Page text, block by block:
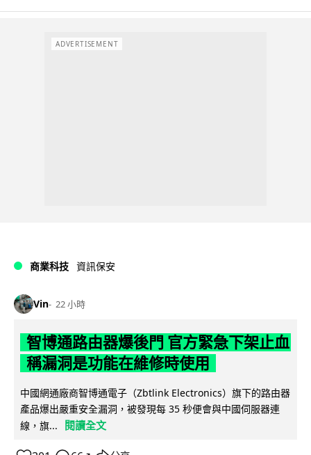
ADVERTISEMENT
商業科技 資訊保安
Vin 22 小時
智博通路由器爆後門 官方緊急下架止血
稱漏洞是功能在維修時使用
中國網通廠商智博通電子（Zbtlink Electronics）旗下的路由器
產品爆出嚴重安全漏洞，被發現每 35 秒便會與中國伺服器連
線，旗...
閱讀全文